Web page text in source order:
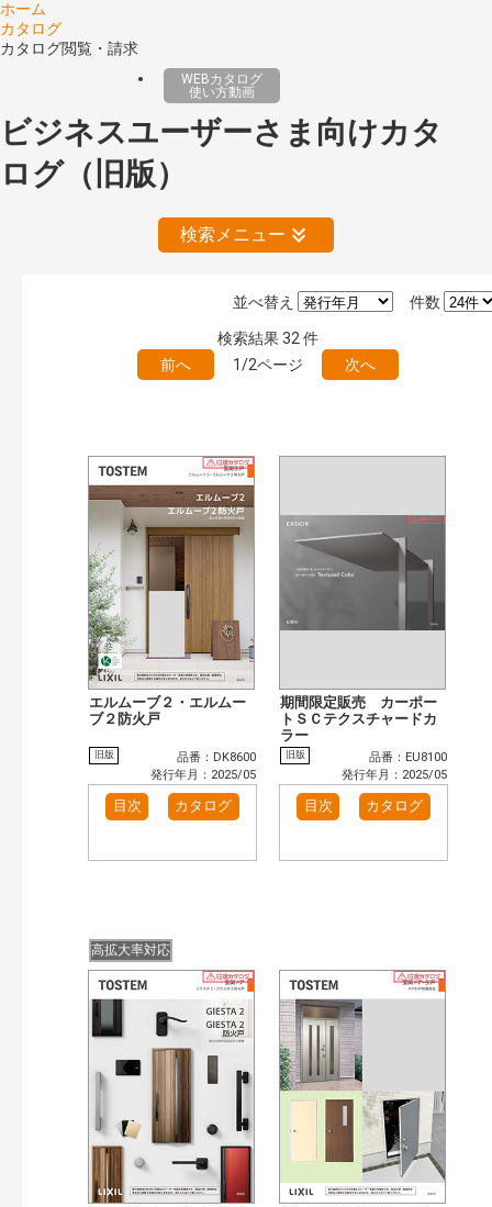
ホーム
カタログ
カタログ閲覧・請求
WEBカタログ
使い方動画
ビジネスユーザーさま向けカタ
ログ（旧版）
検索メニュー
旧版（WEBカタログ）
キーワード検索（あいまい）
おすすめハッシュタグ
まずはここから（5）
リフォームおすすめ（27）
カテゴリー
玄関ドア・引戸（11）
インテリアファブリック（1）
タイル建材（2）
キッチン（4）
浴室（7）
発行年で検索
終了年:
検索
件数
並べ替え
検索結果32 件
前へ
1/2ページ 次へ
エルムーブ２・エルムー
ブ２防火戸
旧版
品番：DK8600
発行年月：2025/05
目次 カタログ
期間限定販売 カーポー
トＳＣテクスチャードカ
ラー
旧版
品番：EU8100
発行年月：2025/05
目次 カタログ
高拡大率対応